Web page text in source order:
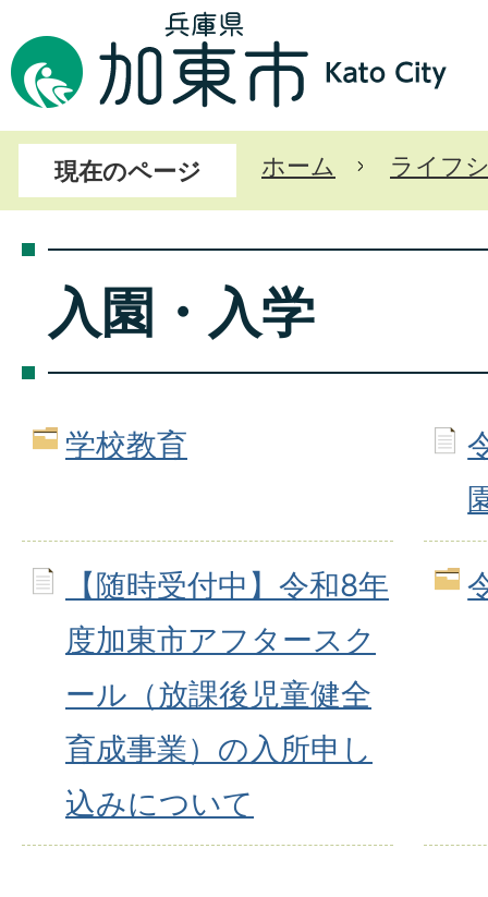
現在のページ ホーム ライフ
入園・入学
学校教育
【随時受付中】令和8年
度加東市アフタースク
ール（放課後児童健全
育成事業）の入所申し
込みについて